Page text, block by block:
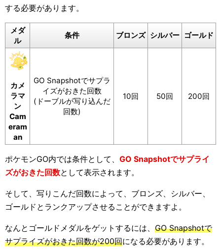
する必要があります。
メダ
ル
条件 ブロンズ シルバー ゴールド
カメ
ラマ
ン
Cam
eram
an
GO Snapshotでサプラ
イズがおきた回数
(ドーブルが写り込んだ
回数)
10回 50回 200回
ポケモンGO内では条件として、 GO Snapshotでサプライ
ズがおきた回数として表示されます。
そして、写りこんだ回数によって、ブロンズ、シルバー、
ゴールドとランクアップさせることができますよ。
なんとゴールドメダルをゲットするには、 GO Snapshotで
サプライズがおきた回数が200回になる必要があります。